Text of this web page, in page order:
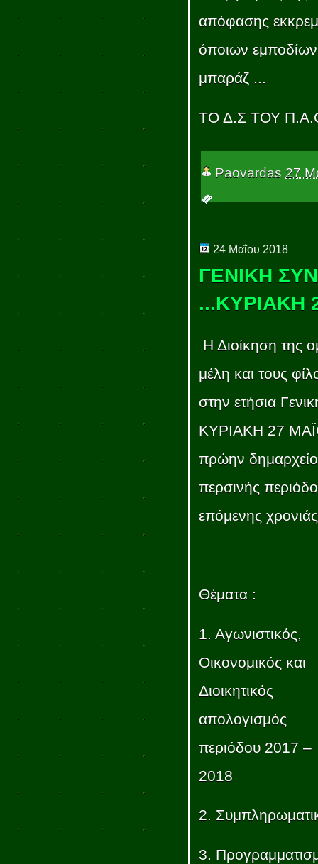
απόφασης
όποιων
μπαράζ ...
ΤΟ Δ.Σ ΤΟΥ
Paovardas 27
24 Μαΐου 2018
ΓΕΝΙΚΗ
...ΚΥΡΙΑΚΗ
Η Διοίκηση της
μέλη και τους
στην ετήσια
ΚΥΡΙΑΚΗ 27
πρώην
περσινής
επόμενης
Θέματα :
1. Αγωνιστικός,
Οικονομικός και
Διοικητικός
απολογισμός
περιόδου 2017 –
2018
2.
3.